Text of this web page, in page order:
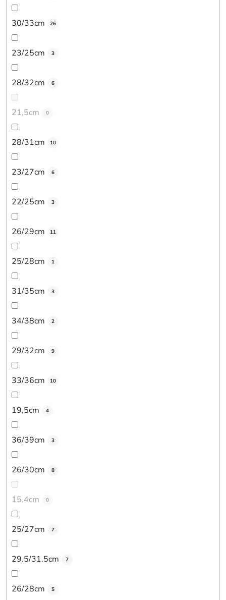
30/33cm 26
23/25cm 3
28/32cm 6
21,5cm 0
28/31cm 10
23/27cm 6
22/25cm 3
26/29cm 11
25/28cm 1
31/35cm 3
34/38cm 2
29/32cm 9
33/36cm 10
19,5cm 4
36/39cm 3
26/30cm 8
15.4cm 0
25/27cm 7
29.5/31.5cm 7
26/28cm 5